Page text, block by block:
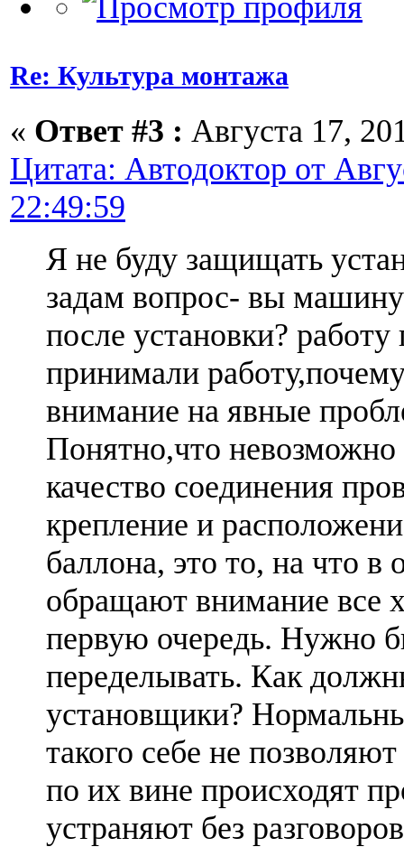
Re: Культура монтажа
« Ответ #3 : Августа 17,
Цитата: Автодоктор от
22:49:59
Я не буду защищать
задам вопрос- вы
после установки?
принимали
внимание на явные
Понятно,что
качество соединения
крепление и
баллона, это то, на что в
обращают внимание все
первую очередь. Нужно
переделывать. Как
установщики?
такого себе не
по их вине происходят
устраняют без разговоров